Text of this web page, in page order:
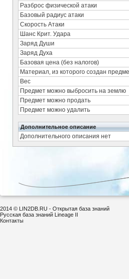
Разброс физической атаки
Базовый радиус атаки
Скорость Атаки
Шанс Крит. Удара
Заряд Души
Заряд Духа
Базовая цена (без налогов)
Материал, из которого создан
Вес
Предмет можно выбросить на землю
Предмет можно продать
Предмет можно удалить
Дополнительное описание
Дополнительного описания нет
2014 © LIN2DB.RU - Открытая база знаний
Русская база знаний Lineage II
Контакты